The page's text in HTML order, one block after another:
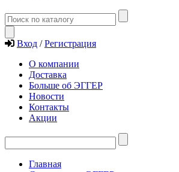
Вход / Регистрация
О компании
Доставка
Больше об ЭГГЕР
Новости
Контакты
Акции
Главная